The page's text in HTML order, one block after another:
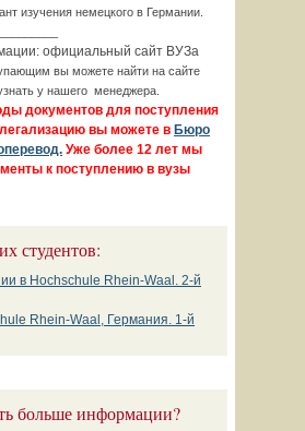
изучения немецкого в Германии.
официальный сайт ВУЗа
вы можете найти на сайте
у нашего менеджера.
документов для поступления
вы можете в Бюро
Уже более 12 лет мы
к поступлению в вузы
студентов:
в Hochschule Rhein-Waal. 2-й
Rhein-Waal, Германия. 1-й
больше информации?